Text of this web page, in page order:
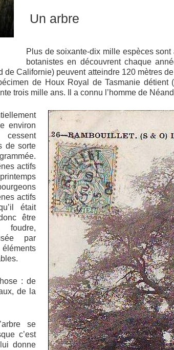
Un arbre
Plus de soixante-dix mille espèces sont
botanistes en découvrent chaque
de Californie) peuvent atteindre 120 mètres
de Houx Royal de Tasmanie détient
trois mille ans. Il a connu l’homme de
environ
de sorte
actifs
actifs
était
être
foudre,
par
: de
de la
se
c’est
donne